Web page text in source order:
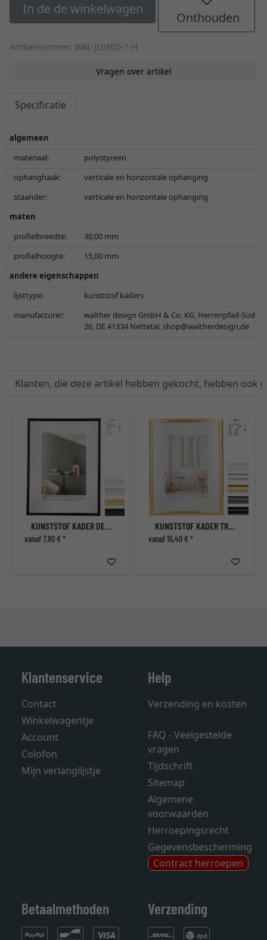
In de de winkelwagen
Onthouden
Artikelnummer: WAL-JL030D-1-H
Vragen over artikel
Specificatie
algemeen
materiaal:
polystyreen
ophanghaak:
verticale en horizontale ophanging
staander:
verticale en horizontale ophanging
maten
profielbreedte:
30,00 mm
profielhoogte:
15,00 mm
andere eigenschappen
lijsttype:
kunststof kaders
manufacturer:
walther design GmbH & Co. KG, Herrenpfad-Süd
26, DE 41334 Nettetal,shop@waltherdesign.de
Klanten, die deze artikel hebben gekocht, hebben ook
KUNSTSTOF KADER DESIRE
vanaf 7,90 € *
KUNSTSTOF KADER TRENDSTYLE
vanaf 15,40 € *
Klantenservice
Contact
Winkelwagentje
Account
Colofon
Mijn verlanglijstje
Help
Verzending en kosten
FAQ - Veelgestelde
vragen
Tijdschrift
Sitemap
Algemene
voorwaarden
Herroepingsrecht
Gegevensbescherming
Contract herroepen
Betaalmethoden Verzending